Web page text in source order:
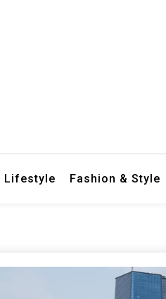
Lifestyle Fashion & Style